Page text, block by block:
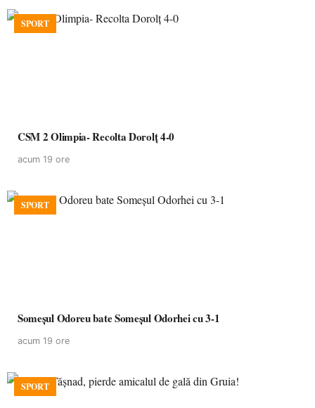
SPORT
CSM 2 Olimpia- Recolta Dorolț 4-0
acum 19 ore
SPORT
Someșul Odoreu bate Someșul Odorhei cu 3-1
acum 19 ore
SPORT